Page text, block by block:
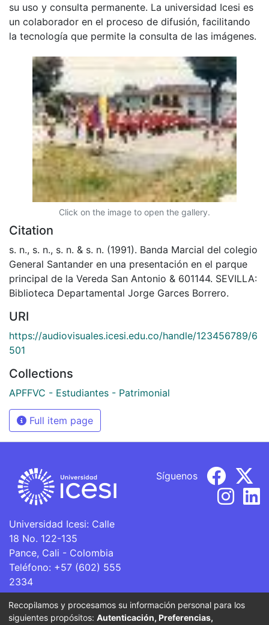
su uso y consulta permanente. La universidad Icesi es
un colaborador en el proceso de difusión, facilitando
la tecnología que permite la consulta de las imágenes.
Click on the image to open the gallery.
Citation
s. n., s. n., s. n. & s. n. (1991). Banda Marcial del colegio
General Santander en una presentación en el parque
principal de la Vereda San Antonio & 601144. SEVILLA:
Biblioteca Departamental Jorge Garces Borrero.
URI
https://audiovisuales.icesi.edu.co/handle/123456789/6
501
Collections
APFFVC - Estudiantes - Patrimonial
Full item page
Universidad Icesi: Calle
18 No. 122-135
Pance, Cali - Colombia
Teléfono: +57 (602) 555
2334
ventanillaunica@icesi.edu.co
Síguenos
Recopilamos y procesamos su información personal para los
siguientes propósitos: Autenticación, Preferencias,